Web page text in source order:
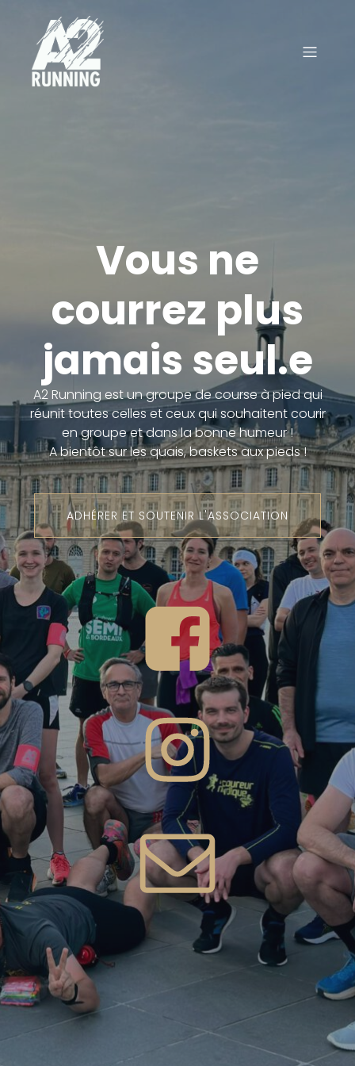
Vous ne
courrez plus
jamais seul.e
A2 Running est un groupe de course à pied qui
réunit toutes celles et ceux qui souhaitent courir
en groupe et dans la bonne humeur !
A bientôt sur les quais, baskets aux pieds !
ADHÉRER ET SOUTENIR L'ASSOCIATION